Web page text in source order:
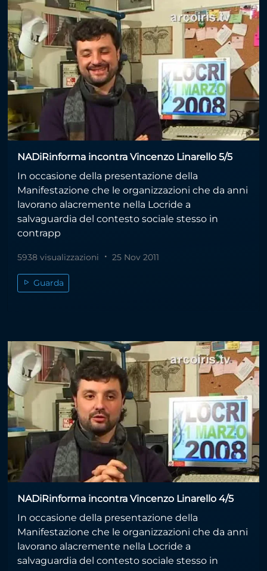
NADiRinforma incontra Vincenzo Linarello 5/5
In occasione della presentazione della
Manifestazione che le organizzazioni che da anni
lavorano alacremente nella Locride a
salvaguardia del contesto sociale stesso in
contrapp
5938 visualizzazioni 25 Nov 2011
Guarda
NADiRinforma incontra Vincenzo Linarello 4/5
In occasione della presentazione della
Manifestazione che le organizzazioni che da anni
lavorano alacremente nella Locride a
salvaguardia del contesto sociale stesso in